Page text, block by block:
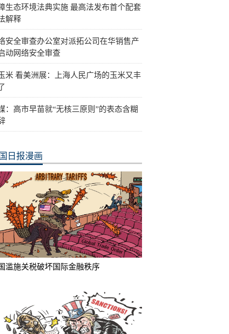
生态环境法典实施 最高法发布首个配套
解释
安全审查办公室对派拓公司在华销售产
动网络安全审查
米 看美洲展：上海人民广场的玉米又丰
：高市早苗就“无核三原则”的表态含糊
日报漫画
滥施关税破坏国际金融秩序